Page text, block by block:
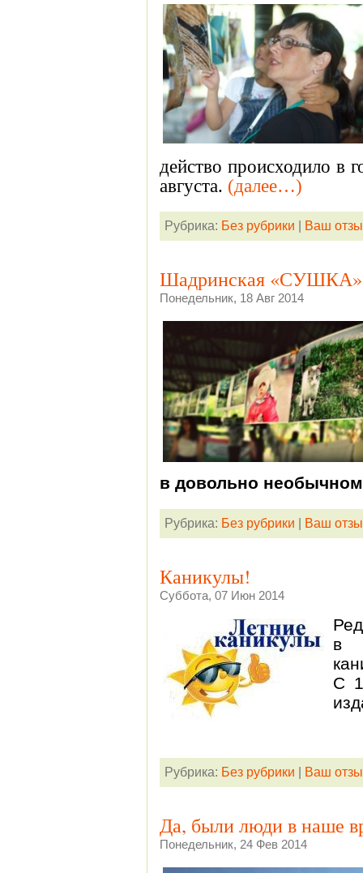
действо происходило в
августа. (далее…)
Рубрика: Без рубрики Ваш
Шадринская «СУШКА»
Понедельник, 18 Авг 2014
в довольно
Рубрика: Без рубрики Ваш
Каникулы!
Суббота, 07 Июн 2014
в
С 1
Рубрика: Без рубрики Ваш
Да, были люди в наше
Понедельник, 24 Фев 2014